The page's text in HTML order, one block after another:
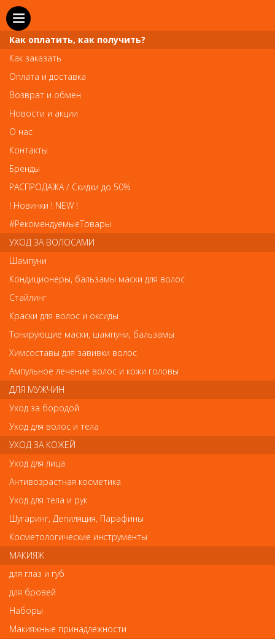
SEO
Деваль Шпильки прямые золотистые 70мм/60шт SLT70P-5/60
Деваль Шпильки прямые золотистые
70мм/60шт SLT70P-5/60
Арт.SLT70P-5/60
270р.-
В закладки Как оплатить? Как получить?
Отзывы
Ваш отзыв станет первым
Напишите свой отзыв
Как оплатить, как получить?
Как заказать
Оплата и доставка
Возврат и обмен
Новости и акции
О нас
Контакты
Бренды
РАСПРОДАЖА / Скидки до 50%
! Новинки ! NEW !
#РекомендуемыеТовары
УХОД ЗА ВОЛОСАМИ
Шампуни
Кондиционеры, бальзамы маски для волос
Стайлинг
Краски для волос и оксиды
Тонирующие маски, шампуни, бальзамы
Химсоставы для завивки волос
Ампульное лечение волос и кожи головы
ДЛЯ МУЖЧИН
Уход за бородой
Уход для волос и тела
УХОД ЗА КОЖЕЙ
Уход для лица
Антивозрастная косметика
Уход для тела и рук
Шугаринг, Депиляция, Парафины
Косметологические инструменты
МАКИЯЖ
для глаз и губ
для бровей
Наборы
Макияжные принадлежности